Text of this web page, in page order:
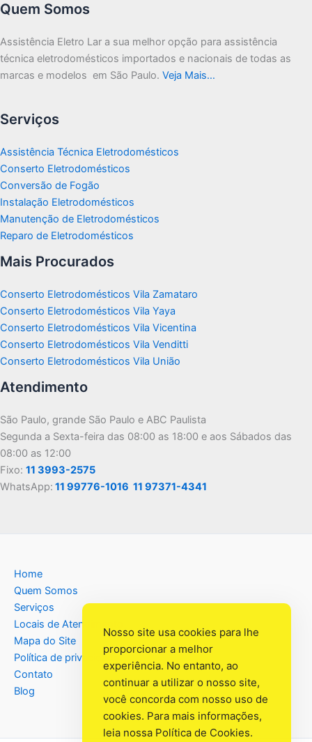
Quem Somos
Assistência Eletro Lar a sua melhor opção para assistência
técnica eletrodomésticos importados e nacionais de todas as
marcas e modelos em São Paulo. Veja Mais…
Serviços
Assistência Técnica Eletrodomésticos
Conserto Eletrodomésticos
Conversão de Fogão
Instalação Eletrodomésticos
Manutenção de Eletrodomésticos
Reparo de Eletrodomésticos
Mais Procurados
Conserto Eletrodomésticos Vila Zamataro
Conserto Eletrodomésticos Vila Yaya
Conserto Eletrodomésticos Vila Vicentina
Conserto Eletrodomésticos Vila Venditti
Conserto Eletrodomésticos Vila União
Atendimento
São Paulo, grande São Paulo e ABC Paulista
Segunda a Sexta-feira das 08:00 as 18:00 e aos Sábados das
08:00 as 12:00
Fixo: 11 3993-2575
WhatsApp: 11 99776-1016 11 97371-4341
Home
Quem Somos
Serviços
Locais de Atendimento
Mapa do Site
Política de privacidade
Contato
Blog
Nosso site usa cookies para lhe
proporcionar a melhor
experiência. No entanto, ao
continuar a utilizar o nosso site,
você concorda com nosso uso de
cookies. Para mais informações,
leia nossa Política de Cookies.